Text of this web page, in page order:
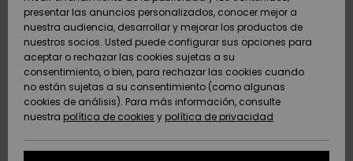
Snow
Novedades
Destacados
Snow
Novedades
Destacados
Destacados
Comunidad
DOBLE
PROMO
AYUDA &
CONTACTO
Quiksilver
Freedom
Protección de
datos
personales
SOSTENIBILIDAD
presentar las anuncios personalizados, conocer mejor a
nuestra audiencia, desarrollar y mejorar los productos de
nuestros socios. Usted puede configurar sus opciones para
aceptar o rechazar las cookies sujetas a su
consentimiento, o bien, para rechazar las cookies cuando
no están sujetas a su consentimiento (como algunas
cookies de análisis). Para más información, consulte
nuestra política de cookies y política de privacidad